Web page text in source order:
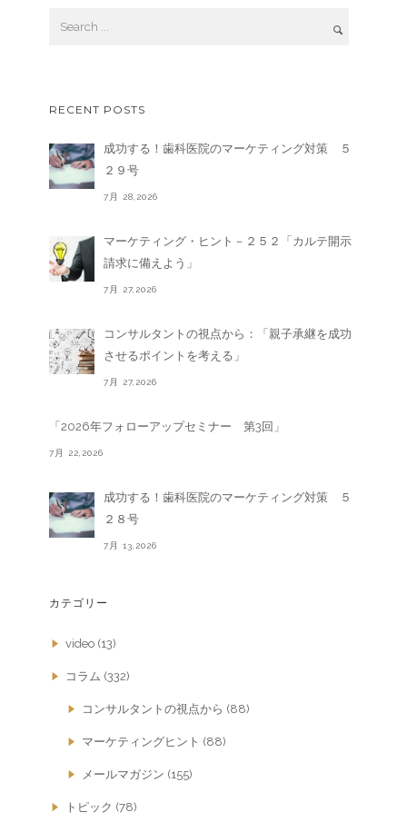
RECENT POSTS
成功する！歯科医院のマーケティング対策 ５
２９号
7月 28,2026
マーケティング・ヒント－２５２「カルテ開示
請求に備えよう」
7月 27,2026
コンサルタントの視点から：「親子承継を成功
させるポイントを考える」
7月 27,2026
「2026年フォローアップセミナー 第3回」
7月 22,2026
成功する！歯科医院のマーケティング対策 ５
２８号
7月 13,2026
カテゴリー
video (13)
コラム (332)
コンサルタントの視点から (88)
マーケティングヒント (88)
メールマガジン (155)
トピック (78)